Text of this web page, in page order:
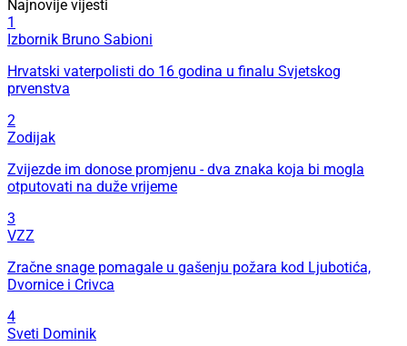
Najnovije vijesti
1
Izbornik Bruno Sabioni
Hrvatski vaterpolisti do 16 godina u finalu Svjetskog
prvenstva
2
Zodijak
Zvijezde im donose promjenu - dva znaka koja bi mogla
otputovati na duže vrijeme
3
VZZ
Zračne snage pomagale u gašenju požara kod Ljubotića,
Dvornice i Crivca
4
Sveti Dominik